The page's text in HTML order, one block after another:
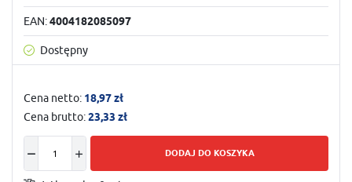
EAN:4004182085097
Dostępny
Cena netto: 18,97 zł
Cena brutto:23,33 zł
DODAJ DO KOSZYKA